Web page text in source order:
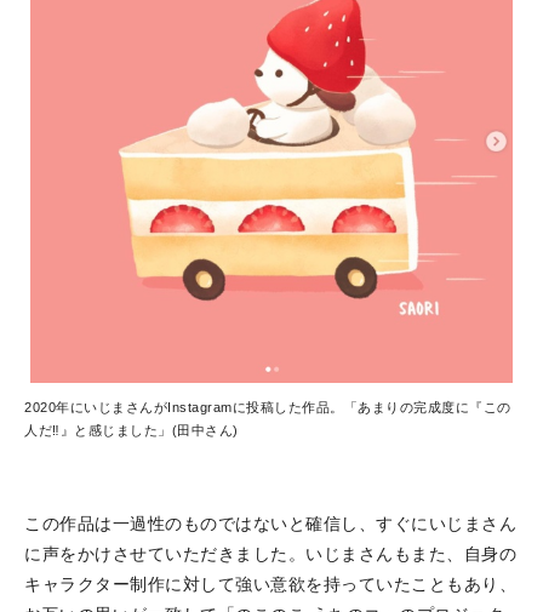
2020年にいじまさんがInstagramに投稿した作品。「あまりの完成度に『この
人だ‼』と感じました」(田中さん)
この作品は一過性のものではないと確信し、すぐにいじまさん
に声をかけさせていただきました。いじまさんもまた、自身の
キャラクター制作に対して強い意欲を持っていたこともあり、